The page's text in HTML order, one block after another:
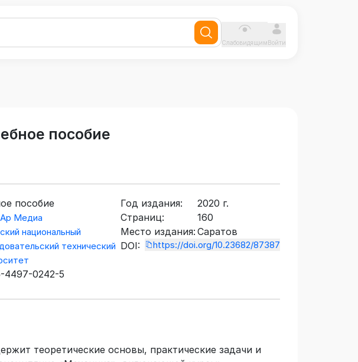
СлабовидящимВойти
пособие
пособие
Медиа
национальный
технический
4497-0242-5
Год издания:
2020 г.
Страниц:
160
Место издания: Саратов
DOI:
https://doi.org/10.23682/87387
теоретические основы, практические задачи и